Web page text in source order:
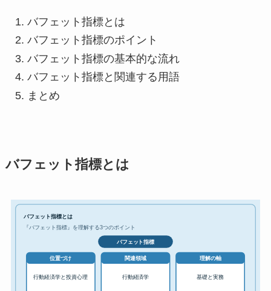
バフェット指標とは
バフェット指標のポイント
バフェット指標の基本的な流れ
バフェット指標と関連する用語
まとめ
バフェット指標とは
バフェット指標とは
『バフェット指標』を理解する3つのポイント
バフェット指標
位置づけ
行動経済学と投資心理
関連領域
行動経済学
理解の軸
基礎と実務